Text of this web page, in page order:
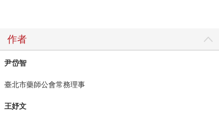
作者
尹岱智
臺北市藥師公會常務理事
王妤文